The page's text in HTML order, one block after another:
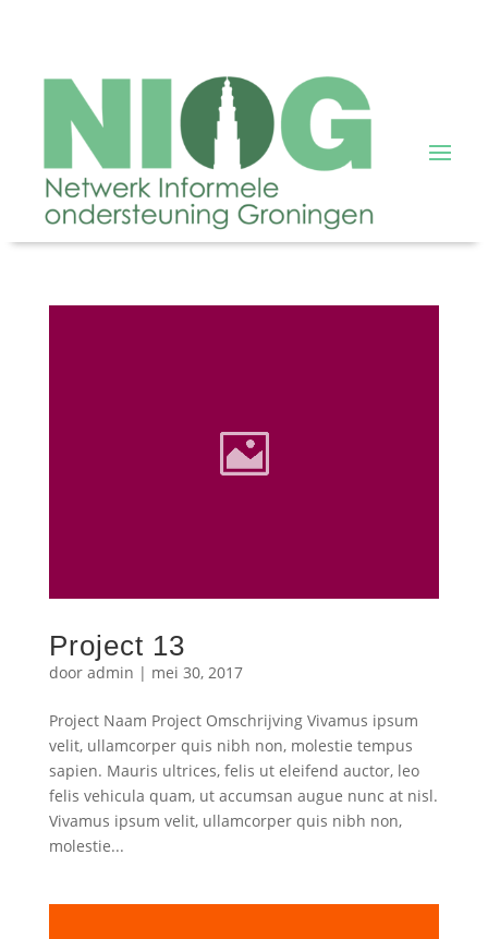
Project 13
door admin | mei 30, 2017
Project Naam Project Omschrijving Vivamus ipsum
velit, ullamcorper quis nibh non, molestie tempus
sapien. Mauris ultrices, felis ut eleifend auctor, leo
felis vehicula quam, ut accumsan augue nunc at nisl.
Vivamus ipsum velit, ullamcorper quis nibh non,
molestie...